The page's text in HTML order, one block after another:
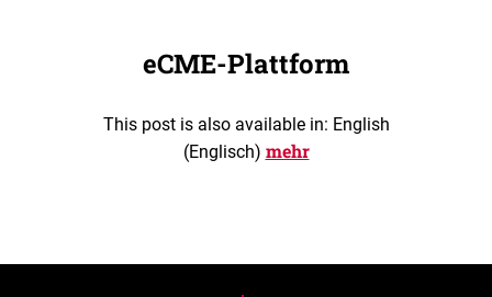
eCME-Plattform
This post is also available in: English
(Englisch) mehr